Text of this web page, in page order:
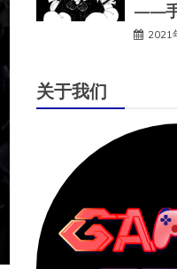
——手
2021
关于我们